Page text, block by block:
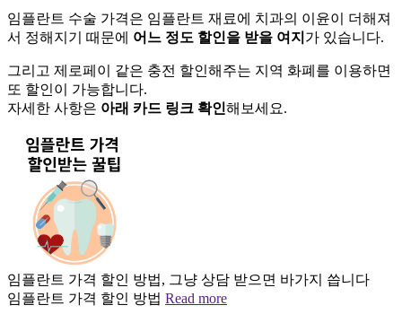
임플란트 수술 가격은 임플란트 재료에 치과의 이윤이 더해져
서 정해지기 때문에 어느 정도 할인을 받을 여지 가 있습니다.
그리고 제로페이 같은 충전 할인해주는 지역 화폐를 이용하면
또 할인이 가능합니다.
자세한 사항은 아래 카드 링크 확인해보세요.
임플란트 가격 할인 방법, 그냥 상담 받으면 바가지 씁니다
임플란트 가격 할인 방법 Read more